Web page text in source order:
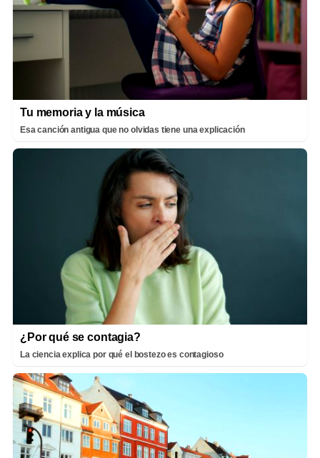
Tu memoria y la música
Esa canción antigua que no olvidas tiene una explicación
¿Por qué se contagia?
La ciencia explica por qué el bostezo es contagioso